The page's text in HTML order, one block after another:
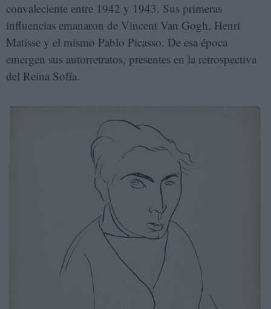
convaleciente entre 1942 y 1943. Sus primeras
influencias emanaron de Vincent Van Gogh, Henri
Matisse y el mismo Pablo Picasso. De esa época
emergen sus autorretratos, presentes en la retrospectiva
del Reina Sofía.